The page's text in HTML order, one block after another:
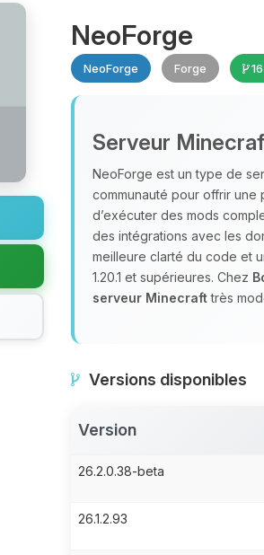
NeoForge
NeoForge Forge
Serveur
NeoForge est un type de
communauté pour offrir une
d’exécuter des mods
des intégrations avec les
meilleure clarté du code et
1.20.1 et supérieures. Chez
serveur Minecrafttrès
Versions disponibles
Version
26.2.0.38-beta
26.1.2.93